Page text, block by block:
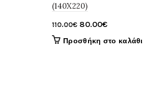
(140X220)
110.00€ Original
price
80.00€Η
τρέχουσα
Προσθήκη στο καλάθι